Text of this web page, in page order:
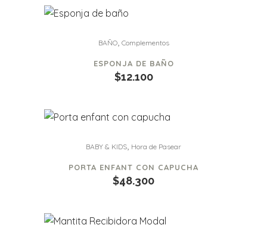
BAÑO, Complementos
ESPONJA DE BAÑO
$12.100
BABY & KIDS, Hora de Pasear
PORTA ENFANT CON CAPUCHA
$48.300